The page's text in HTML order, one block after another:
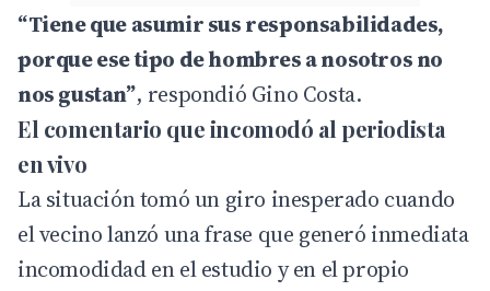
“Tiene que asumir sus responsabilidades,
porque ese tipo de hombres a nosotros no
nos gustan”, respondió Gino Costa.
El comentario que incomodó al periodista
en vivo
La situación tomó un giro inesperado cuando
el vecino lanzó una frase que generó inmediata
incomodidad en el estudio y en el propio